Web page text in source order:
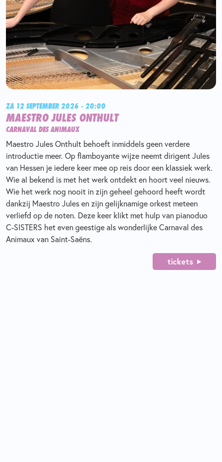
ZA 12 SEPTEMBER 2026 - 20:00
MAESTRO JULES ONTHULT
CARNAVAL DES ANIMAUX
Maestro Jules Onthult behoeft inmiddels geen verdere
introductie meer. Op flamboyante wijze neemt dirigent Jules
van Hessen je iedere keer mee op reis door een klassiek werk.
Wie al bekend is met het werk ontdekt en hoort veel nieuws.
Wie het werk nog nooit in zijn geheel gehoord heeft wordt
dankzij Maestro Jules en zijn gelijknamige orkest meteen
verliefd op de noten. Deze keer klikt met hulp van pianoduo
C-SISTERS het even geestige als wonderlijke Carnaval des
Animaux van Saint-Saëns.
tickets